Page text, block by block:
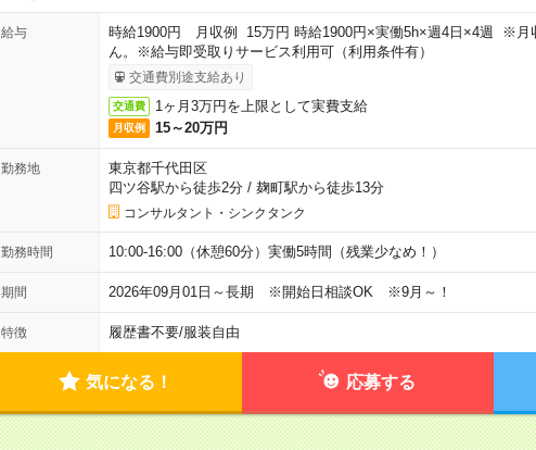
給与
時給1900円 月収例 15万円 時給1900円×実働5h×週4日×4週 ※月
ん。※給与即受取りサービス利用可（利用条件有）
交通費別途支給あり
交通費 1ヶ月3万円を上限として実費支給
月収例 15～20万円
勤務地
東京都千代田区
四ツ谷駅から徒歩2分/ 麹町駅から徒歩13分
コンサルタント・シンクタンク
勤務時間 10:00-16:00（休憩60分）実働5時間（残業少なめ！）
期間 2026年09月01日～長期 ※開始日相談OK ※9月～！
特徴 履歴書不要/服装自由
気になる！ 応募する